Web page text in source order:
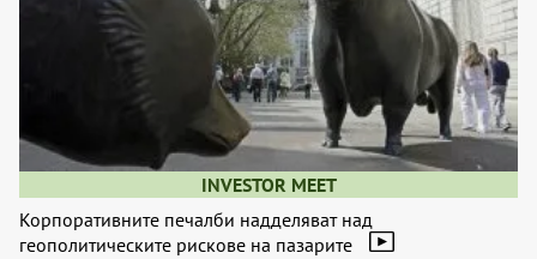
INVESTOR MEET
Корпоративните печалби надделяват над
геополитическите рискове на пазарите